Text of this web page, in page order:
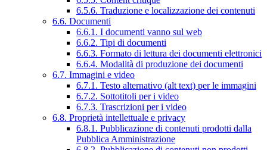
6.5.6. Traduzione e localizzazione dei contenuti
6.6. Documenti
6.6.1. I documenti vanno sul web
6.6.2. Tipi di documenti
6.6.3. Formato di lettura dei documenti elettronici
6.6.4. Modalità di produzione dei documenti
6.7. Immagini e video
6.7.1. Testo alternativo (alt text) per le immagini
6.7.2. Sottotitoli per i video
6.7.3. Trascrizioni per i video
6.8. Proprietà intellettuale e privacy
6.8.1. Pubblicazione di contenuti prodotti dalla
Pubblica Amministrazione